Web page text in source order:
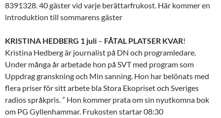
8391328. 40 gäster vid varje berättarfrukost. Här kommer en
introduktion till sommarens gäster
KRISTINA HEDBERG 1 juli – FÅTAL PLATSER KVAR!
Kristina Hedberg är journalist på DN och programledare.
Under många år arbetade hon på SVT med program som
Uppdrag granskning och Min sanning. Hon har belönats med
flera priser för sitt arbete bla Stora Ekopriset och Sveriges
radios språkpris. ” Hon kommer prata om sin nyutkomna bok
om PG Gyllenhammar. Frukosten startar 08:30